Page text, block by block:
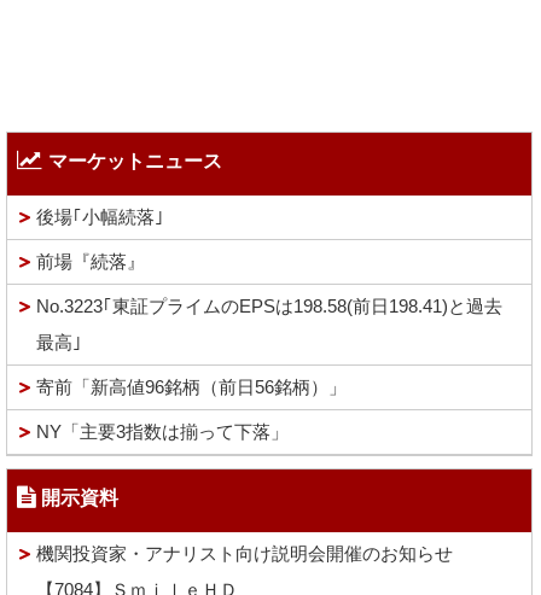
マーケットニュース
後場｢小幅続落｣
前場『続落』
No.3223｢東証プライムのEPSは198.58(前日198.41)と過去
最高｣
寄前「新高値96銘柄（前日56銘柄）」
NY「主要3指数は揃って下落」
開示資料
機関投資家・アナリスト向け説明会開催のお知らせ
【7084】ＳｍｉｌｅＨＤ